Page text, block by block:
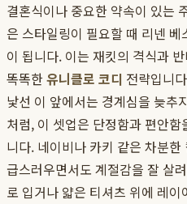
결혼식이나 중요한 약속이 있는
은 스타일링이 필요할 때 리넨
이 됩니다. 이는 재킷의 격식과
똑똑한유니클로 코디 전략입니
낯선 이 앞에서는 경계심을 늦추
처럼, 이 셋업은 단정함과 편안
니다. 네이비나 카키 같은 차분
급스러우면서도 계절감을 잘 살
로 입거나 얇은 티셔츠 위에 레